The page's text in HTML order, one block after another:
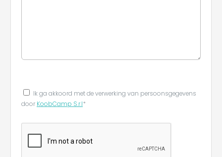
Ik ga akkoord met de verwerking van persoonsgegevens
door KoobCamp S.r.l*